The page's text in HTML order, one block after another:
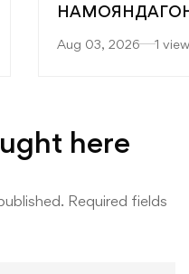
ДОНИШКАДА
Aug 03, 2026 1
here
Required fields